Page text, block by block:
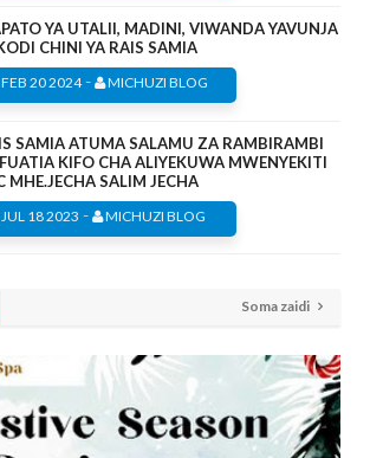
YA UTALII, MADINI, VIWANDA YAVUNJA
CHINI YA RAIS SAMIA
FEB 20 2024- MICHUZI BLOG
SAMIA ATUMA SALAMU ZA RAMBIRAMBI
KIFO CHA ALIYEKUWA MWENYEKITI
MHE.JECHA SALIM JECHA
JUL 18 2023 - MICHUZI BLOG
Soma zaidi